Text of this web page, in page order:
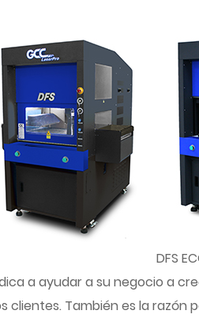
DFS
a ayudar a su negocio a
clientes. También es la